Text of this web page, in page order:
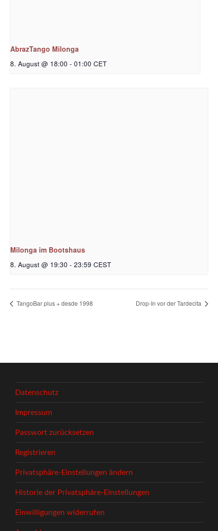
AbrazTango Milonga
8. August @ 18:00 - 01:00 CET
Milonga im Bootshaus
8. August @ 19:30 - 23:59 CEST
TangoBar plus + desde 1998 Drop-In vor der Tardecita
Datenschutz
Impressum
Passwort zurücksetzen
Registrieren
Privatsphäre-Einstellungen ändern
Historie der Privatsphäre-Einstellungen
Einwilligungen widerrufen